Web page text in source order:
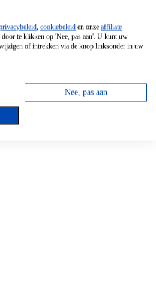
, cookiebeleid en onze affiliate
te klikken op 'Nee, pas aan'. U kunt uw
of intrekken via de knop linksonder in uw
Nee, pas aan